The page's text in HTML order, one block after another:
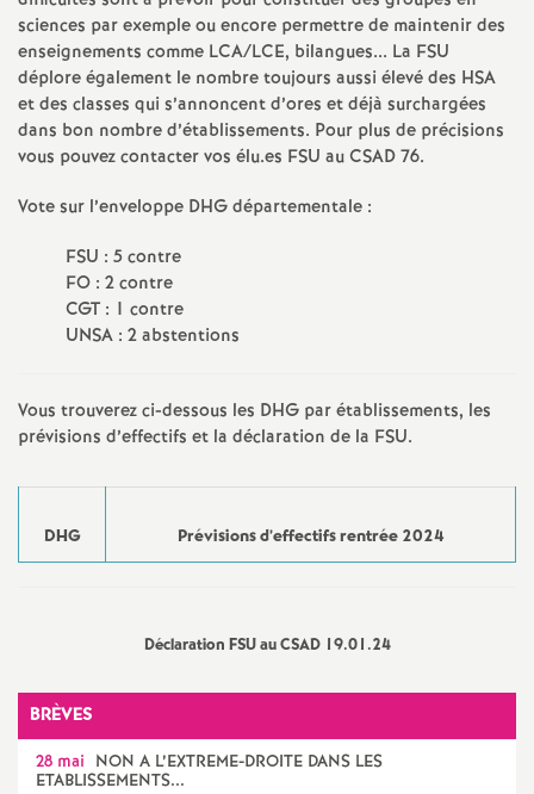
e
s
E
i
g
n
e
m
e
n
sciences par exemple ou encore permettre de maintenir des
enseignements comme LCA/LCE, bilangues... La FSU
déplore également le nombre toujours aussi élevé des HSA
et des classes qui s’annoncent d’ores et déjà surchargées
dans bon nombre d’établissements. Pour plus de précisions
vous pouvez contacter vos élu­.es FSU au CSAD 76.
Vote sur l’enveloppe DHG départementale :
FSU : 5 contre
FO : 2 contre
CGT : 1 contre
UNSA : 2 abstentions
Vous trouverez ci-dessous les DHG par établissements, les
prévisions d’effectifs et la déclaration de la FSU.
DHG Prévisions d’effectifs rentrée 2024
Déclaration FSU au CSAD 19.01.24
BRÈVES
28 mai NON A L’EXTREME-DROITE DANS LES
ETABLISSEMENTS...